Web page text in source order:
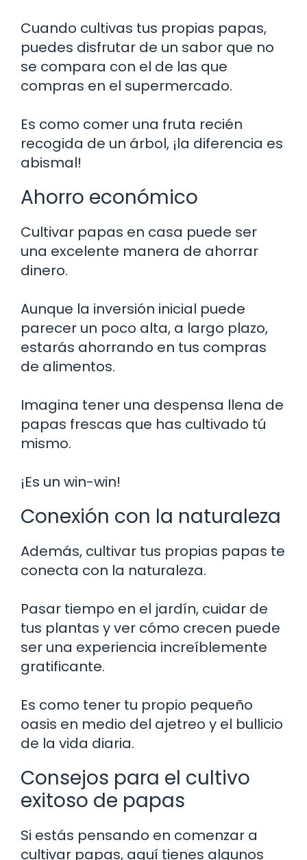
Cuando cultivas tus propias papas,
puedes disfrutar de un sabor que no
se compara con el de las que
compras en el supermercado.
Es como comer una fruta recién
recogida de un árbol, ¡la diferencia es
abismal!
Ahorro económico
Cultivar papas en casa puede ser
una excelente manera de ahorrar
dinero.
Aunque la inversión inicial puede
parecer un poco alta, a largo plazo,
estarás ahorrando en tus compras
de alimentos.
Imagina tener una despensa llena de
papas frescas que has cultivado tú
mismo.
¡Es un win-win!
Conexión con la naturaleza
Además, cultivar tus propias papas te
conecta con la naturaleza.
Pasar tiempo en el jardín, cuidar de
tus plantas y ver cómo crecen puede
ser una experiencia increíblemente
gratificante.
Es como tener tu propio pequeño
oasis en medio del ajetreo y el bullicio
de la vida diaria.
Consejos para el cultivo
exitoso de papas
Si estás pensando en comenzar a
cultivar papas, aquí tienes algunos